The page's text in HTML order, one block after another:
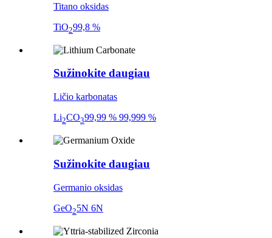
Titano oksidas
TiO299,8 %
Sužinokite daugiau
Ličio karbonatas
Li2CO399,99 % 99,999 %
Sužinokite daugiau
Germanio oksidas
GeO25N 6N